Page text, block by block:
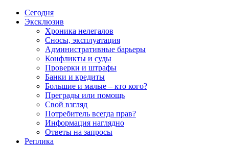
Сегодня
Эксклюзив
Хроника нелегалов
Сносы, эксплуатация
Административные барьеры
Конфликты и суды
Проверки и штрафы
Банки и кредиты
Большие и малые – кто кого?
Преграды или помощь
Свой взгляд
Потребитель всегда прав?
Информация наглядно
Ответы на запросы
Реплика